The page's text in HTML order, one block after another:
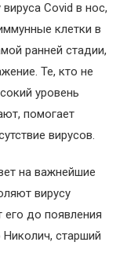
Covid в нос,
клетки в
ранней стадии,
Те, кто не
уровень
помогает
вирусов.
на важнейшие
вирусу
его до появления
старший